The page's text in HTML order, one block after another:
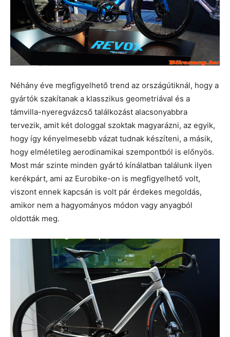
Néhány éve megfigyelhető trend az országútiknál, hogy a
gyártók szakítanak a klasszikus geometriával és a
támvilla-nyeregvázcső találkozást alacsonyabbra
tervezik, amit két dologgal szoktak magyarázni, az egyik,
hogy így kényelmesebb vázat tudnak készíteni, a másik,
hogy elméletileg aerodinamikai szempontból is előnyös.
Most már szinte minden gyártó kínálatban találunk ilyen
kerékpárt, ami az Eurobike-on is megfigyelhető volt,
viszont ennek kapcsán is volt pár érdekes megoldás,
amikor nem a hagyományos módon vagy anyagból
oldották meg.